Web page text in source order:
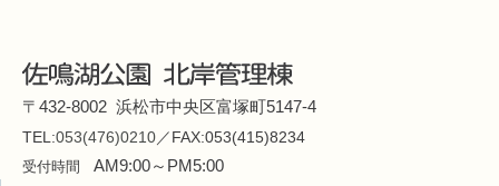
〒432-8002 浜松市中央区富塚町5147-4
TEL:053(476)0210／FAX:053(415)8234
受付時間 AM9:00～PM5:00